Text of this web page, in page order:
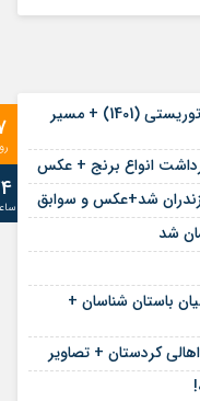
نقشه گردشگری مازندران و جاذبه های توریستی (1401) + مسیر
انواع برنج + عکس
شد+عکس و سوابق
شد
باستان شناسان +